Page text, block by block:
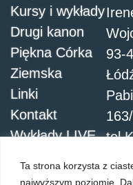
Ta strona korzysta z
najwyższym poziomie.
93-
Kursy i wykłady
Drugi kanon
Piękna Córka
Ziemska
Linki
Kontakt
Wykłady LIVE